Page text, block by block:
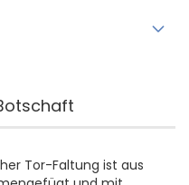
Tor-Faltung ist aus